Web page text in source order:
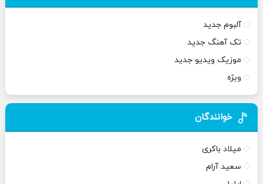
آلبوم جدید
تک آهنگ جدید
موزیک ویدیو جدید
ویژه
خوانندگان
میلاد باکری
سعید آرام